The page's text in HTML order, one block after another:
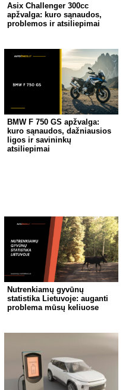
Asix Challenger 300cc
apžvalga: kuro sąnaudos,
problemos ir atsiliepimai
BMW F 750 GS apžvalga:
kuro sąnaudos, dažniausios
ligos ir savininkų
atsiliepimai
Nutrenkiamų gyvūnų
statistika Lietuvoje: auganti
problema mūsų keliuose